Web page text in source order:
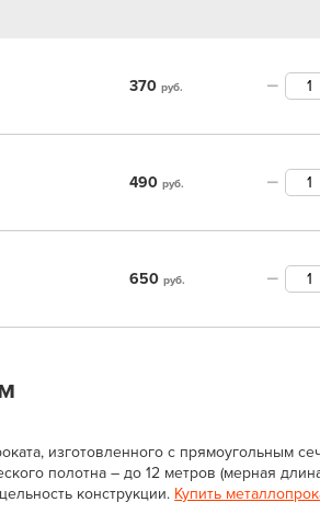
370 руб.
490 руб.
650 руб.
изготовленного с прямоугольным
полотна – до 12 метров (мерная
конструкции. Купить